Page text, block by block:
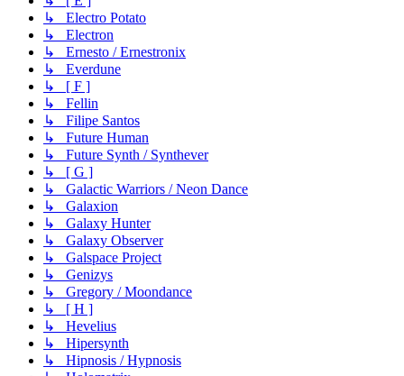
↳ Electro Potato
↳ Electron
↳ Ernesto / Ernestronix
↳ Everdune
↳ [ F ]
↳ Fellin
↳ Filipe Santos
↳ Future Human
↳ Future Synth / Synthever
↳ [ G ]
↳ Galactic Warriors / Neon Dance
↳ Galaxion
↳ Galaxy Hunter
↳ Galaxy Observer
↳ Galspace Project
↳ Genizys
↳ Gregory / Moondance
↳ [ H ]
↳ Hevelius
↳ Hipersynth
↳ Hipnosis / Hypnosis